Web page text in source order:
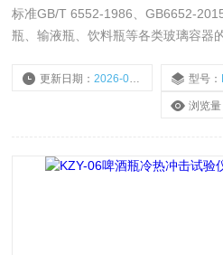
标准GB/T 6552-1986、GB6652-
瓶、输液瓶、饮料瓶等各类玻璃容器
产的智能玻璃瓶耐热冲击测试仪KZY-
内众多玻璃瓶生产厂家合作，帮助客
更新日期：2026-05-25 型号：
浏览量